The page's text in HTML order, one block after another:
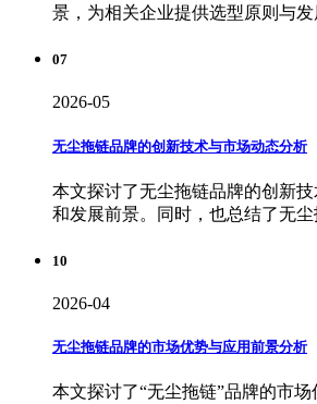
景，为相关企业提供选型原则与发
07
2026-05
无尘拖链品牌的创新技术与市场动态分析
本文探讨了无尘拖链品牌的创新
和发展前景。同时，也总结了无尘
10
2026-04
无尘拖链品牌的市场优势与应用前景分析
本文探讨了“无尘拖链”品牌的市